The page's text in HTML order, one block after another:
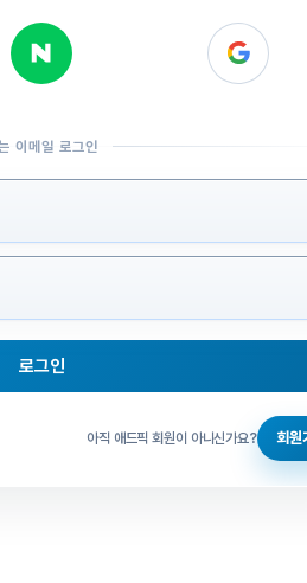
이메일 로그인
로그인
아직 애드픽 회원이 아니신가요? 회원